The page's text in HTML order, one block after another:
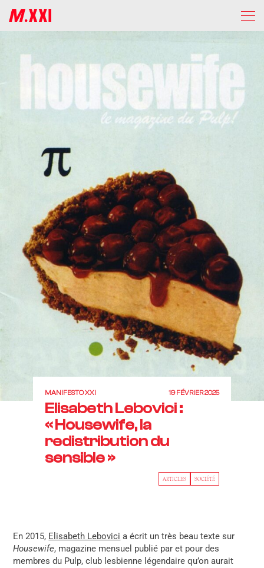
MANIFESTO XXI 19 FÉVRIER 2025
Elisabeth Lebovici :
« Housewife, la
redistribution du
sensible »
ARTICLES SOCIÉTÉ
En 2015, Elisabeth Lebovici a écrit un très beau texte sur
Housewife, magazine mensuel publié par et pour des
membres du Pulp, club lesbienne légendaire qu’on aurait